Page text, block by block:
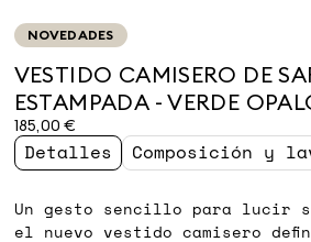
NOVEDADES
VESTIDO CAMISERO DE
ESTAMPADA - VERDE
185,00 €
Detalles Composición y
Un gesto sencillo para lucir
el nuevo vestido camisero